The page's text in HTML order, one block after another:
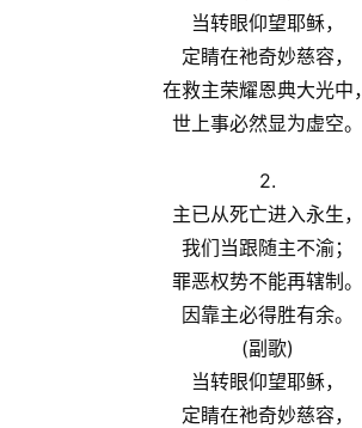
当转眼仰望耶稣，
定睛在祂奇妙慈容，
在救主荣耀恩典大光中，
世上事必然显为虚空。
2.
主已从死亡进入永生，
我们当跟随主不渝；
罪恶权势不能再辖制。
因靠主必得胜有余。
(副歌)
当转眼仰望耶稣，
定睛在祂奇妙慈容，